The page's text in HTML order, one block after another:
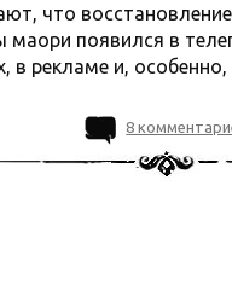
что
появился в
в рекламе и,
8